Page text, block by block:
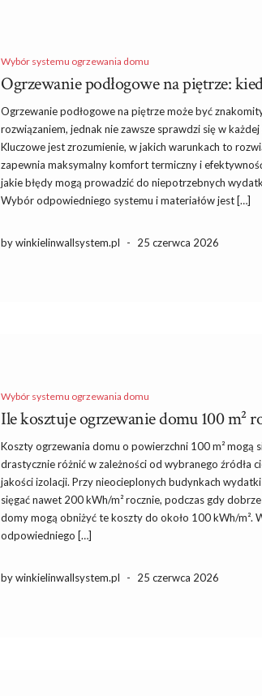
Wybór systemu ogrzewania domu
Ogrzewanie podłogowe na piętrze:
Ogrzewanie podłogowe na piętrze może być
rozwiązaniem, jednak nie zawsze sprawdzi się w każdej
Kluczowe jest zrozumienie, w jakich warunkach to
zapewnia maksymalny komfort termiczny i
jakie błędy mogą prowadzić do niepotrzebnych
Wybór odpowiedniego systemu i materiałów jest […]
by winkielinwallsystem.pl - 25 czerwca 2026
Wybór systemu ogrzewania domu
Ile kosztuje ogrzewanie domu 100 m²
Koszty ogrzewania domu o powierzchni 100 m² mogą
drastycznie różnić w zależności od wybranego źródła
jakości izolacji. Przy nieocieplonych budynkach
sięgać nawet 200 kWh/m² rocznie, podczas gdy
domy mogą obniżyć te koszty do około 100 kWh/m².
odpowiedniego […]
by winkielinwallsystem.pl - 25 czerwca 2026